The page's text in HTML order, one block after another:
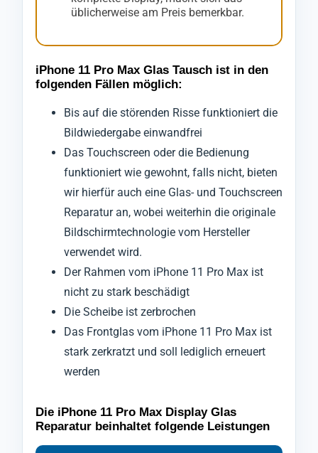
üblicherweise am Preis bemerkbar.
iPhone 11 Pro Max Glas Tausch ist in den
folgenden Fällen möglich:
Bis auf die störenden Risse funktioniert die
Bildwiedergabe einwandfrei
Das Touchscreen oder die Bedienung
funktioniert wie gewohnt, falls nicht, bieten
wir hierfür auch eine Glas- und Touchscreen
Reparatur an, wobei weiterhin die originale
Bildschirmtechnologie vom Hersteller
verwendet wird.
Der Rahmen vom iPhone 11 Pro Max ist
nicht zu stark beschädigt
Die Scheibe ist zerbrochen
Das Frontglas vom iPhone 11 Pro Max ist
stark zerkratzt und soll lediglich erneuert
werden
Die iPhone 11 Pro Max Display Glas
Reparatur beinhaltet folgende Leistungen